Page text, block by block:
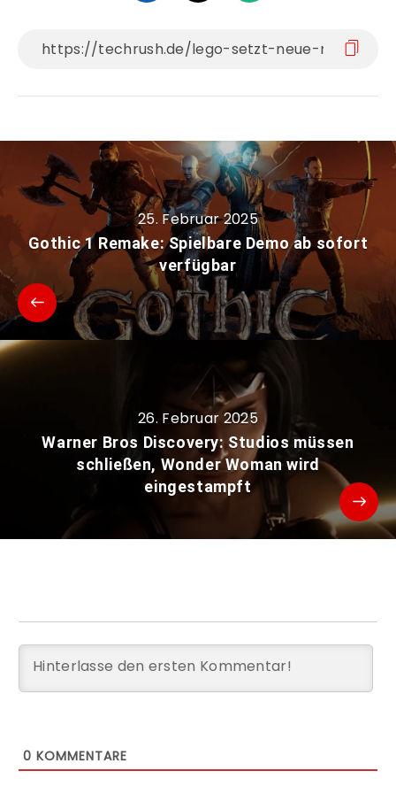
25. Februar 2025
Gothic 1 Remake: Spielbare Demo ab sofort
verfügbar
26. Februar 2025
Warner Bros Discovery: Studios müssen
schließen, Wonder Woman wird
eingestampft
0 KOMMENTARE